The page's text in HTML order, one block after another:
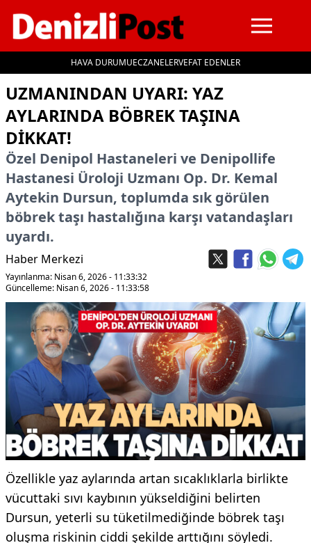
HAVA DURUMUECZANELERVEFAT EDENLER
UZMANINDAN UYARI: YAZ
AYLARINDA BÖBREK TAŞINA
DIKKAT!
Özel Denipol Hastaneleri ve Denipollife
Hastanesi Üroloji Uzmanı Op. Dr. Kemal
Aytekin Dursun, toplumda sık görülen
böbrek taşı hastalığına karşı vatandaşları
uyardı.
Haber Merkezi
Yayınlanma: Nisan 6, 2026 - 11:33:32
Güncelleme: Nisan 6, 2026 - 11:33:58
Özellikle yaz aylarında artan sıcaklıklarla birlikte
vücuttaki sıvı kaybının yükseldiğini belirten
Dursun, yeterli su tüketilmediğinde böbrek taşı
oluşma riskinin ciddi şekilde arttığını söyledi.